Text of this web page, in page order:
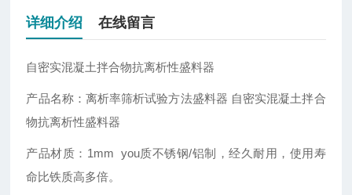
详细介绍 在线留言
自密实混凝土拌合物抗离析性盛料器
产品名称：离析率筛析试验方法盛料器 自密实混凝土拌合
物抗离析性盛料器
产品材质：1mm you质不锈钢/铝制，经久耐用，使用寿
命比铁质高多倍。